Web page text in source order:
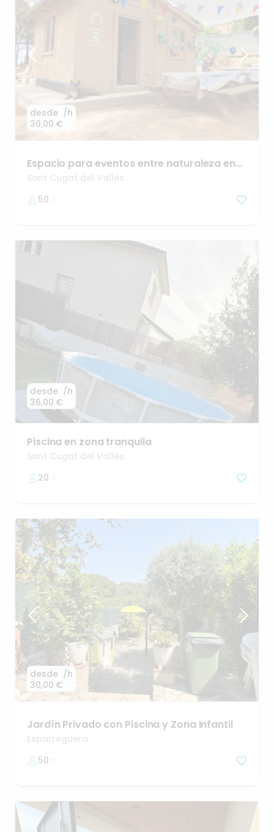
desde
30,00 €
/h
Espacio para eventos entre naturaleza en
Sant Cugat
Sant Cugat del Vallès
50
desde
36,00 €
/h
Piscina en zona tranquila
Sant Cugat del Vallès
20
desde
30,00 €
/h
Jardín Privado con Piscina y Zona Infantil
Esparreguera
50